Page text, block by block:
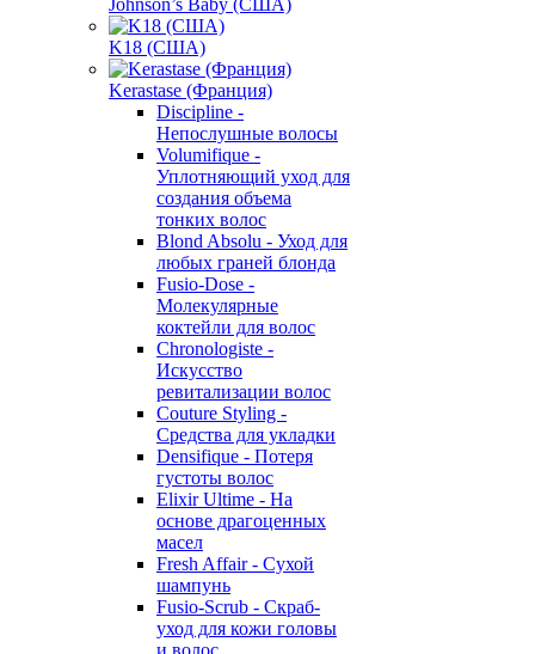
Johnson’s Baby (США)
K18 (США)
Kerastase (Франция)
Discipline -
Непослушные волосы
Volumifique -
Уплотняющий уход для
создания объема
тонких волос
Blond Absolu - Уход для
любых граней блонда
Fusio-Dose -
Молекулярные
коктейли для волос
Chronologiste -
Искусство
ревитализации волос
Couture Styling -
Средства для укладки
Densifique - Потеря
густоты волос
Elixir Ultime - На
основе драгоценных
масел
Fresh Affair - Сухой
шампунь
Fusio-Scrub - Скраб-
уход для кожи головы
и волос